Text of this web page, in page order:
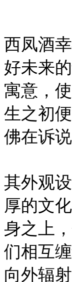
西凤酒
好未来
寓意，
生之初
佛在诉
其外观
厚的文
身之上
们相互
向外辐